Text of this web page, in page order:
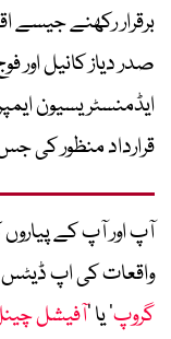
برقرار رکھنے جیسے
صدر دیاز کانیل اور
ایڈمنسٹریسیون
قرارداد منظور کی
آپ اور آپ کے پیاروں
واقعات کی اپ ڈیٹس
گروپ‘ یا ’آفیشل